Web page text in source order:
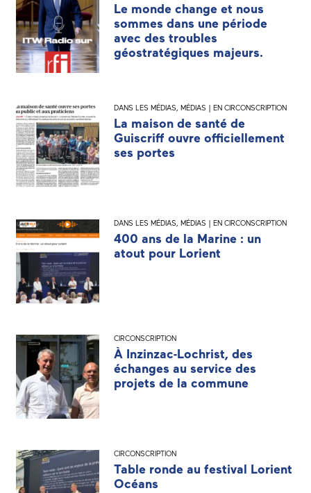
Le monde change et nous
sommes dans une période
avec des troubles
géostratégiques majeurs.
DANS LES MÉDIAS, MÉDIAS | EN CIRCONSCRIPTION
La maison de santé de
Guiscriff ouvre officiellement
ses portes
DANS LES MÉDIAS, MÉDIAS | EN CIRCONSCRIPTION
400 ans de la Marine : un
atout pour Lorient
CIRCONSCRIPTION
À Inzinzac-Lochrist, des
échanges au service des
projets de la commune
CIRCONSCRIPTION
Table ronde au festival Lorient
Océans